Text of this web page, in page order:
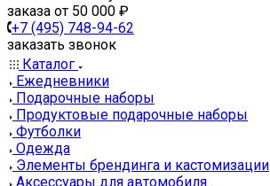
заказа от 50 000 ₽
+7 (495) 748-94-62
заказать звонок
Каталог
Ежедневники
Подарочные наборы
Продуктовые подарочные наборы
Футболки
Одежда
Элементы брендинга и кастомизации
Аксессуары для автомобиля